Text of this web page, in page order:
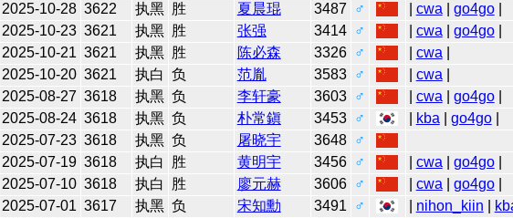
2025-10-28 3622 执黑 胜 夏晨琨 3487 ♂ cwa go4go|
2025-10-23 3621 执黑 胜 张强 3414 ♂ cwa go4go|
2025-10-21 3621 执黑 胜 陈必森 3326 ♂ cwa
2025-10-20 3621 执白 负 范胤 3583 ♂ cwa
2025-08-27 3618 执黑 负 李轩豪 3603 ♂ cwa go4go|
2025-08-24 3618 执黑 负 朴常鎭 3453 ♂ kba go4go|
2025-07-23 3618 执黑 负 屠晓宇 3648
♂
2025-07-19 3618 执白 胜 黄明宇 3456 ♂ cwa go4go|
2025-07-10 3618 执白 胜 廖元赫 3606 ♂ cwa go4go|
2025-07-01 3617 执黑 负 宋知勳 3491 ♂ nihon_kiin